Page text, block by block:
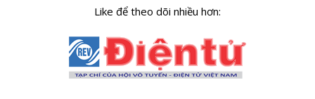
Like để theo dõi nhiều hơn: